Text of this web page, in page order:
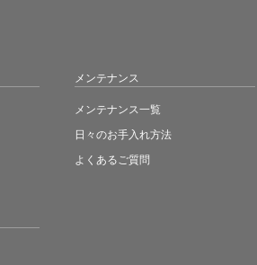
メンテナンス
メンテナンス一覧
日々のお手入れ方法
よくあるご質問